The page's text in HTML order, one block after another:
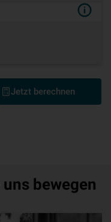
Jetzt berechnen
uns bewegen